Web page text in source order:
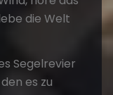
die Welt
Segelrevier
es zu